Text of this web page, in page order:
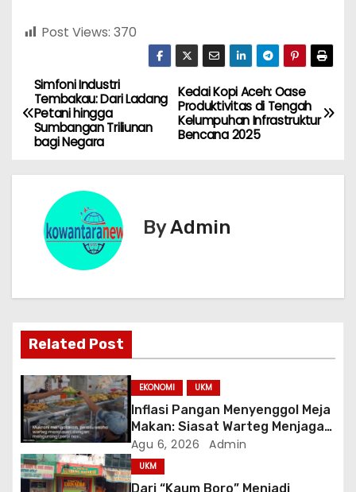
Post Views: 370
N
a
s
i
p
o
s
Kedai Kopi Aceh: Oase
Produktivitas di Tengah
Kelumpuhan Infrastruktur
Bencana 2025
Simfoni Industri
Tembakau: Dari Ladang
Petani hingga
Sumbangan Triliunan
bagi Negara
ByAdmin
Related Post
EKONOMI UKM
Inflasi Pangan Menyenggol Meja
Makan: Siasat Warteg Menjaga
Harga Tetap Terjangkau
Agu 6, 2026 Admin
UKM
Dari “Kaum Boro” Menjadi